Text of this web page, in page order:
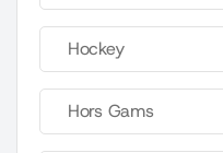
Hockey
Hors Gams